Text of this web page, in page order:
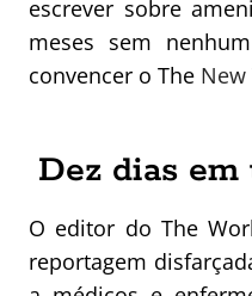
escrever sobre
meses sem
convencer o The
Dez dias
O editor do The
reportagem